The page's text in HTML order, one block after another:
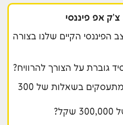
הפיננסי הקיים שלנו בצורה
גוברת על הצורך להרוויח?
למה רוב האנשים מתעסקים בשאלות של 300